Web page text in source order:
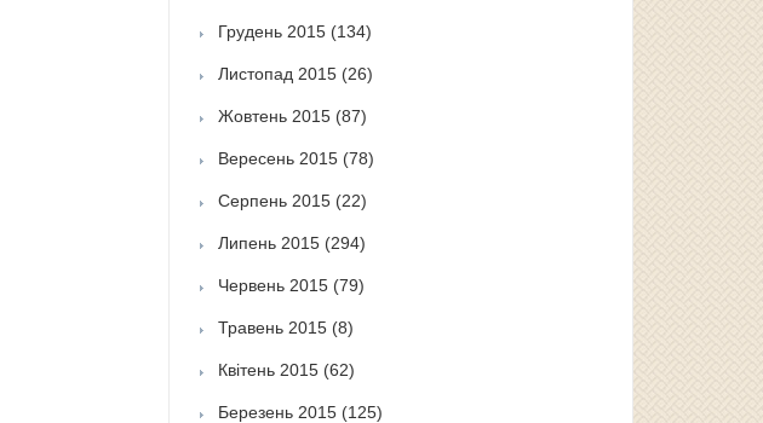
Грудень 2015(134)
Листопад 2015(26)
Жовтень 2015(87)
Вересень 2015(78)
Серпень 2015(22)
Липень 2015(294)
Червень 2015(79)
Травень 2015(8)
Квітень 2015(62)
Березень 2015(125)